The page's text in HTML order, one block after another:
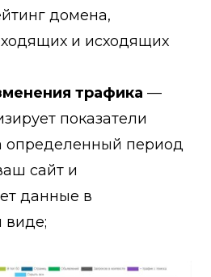
домена,
и исходящих
трафика —
показатели
определенный период
сайт и
данные в
виде;